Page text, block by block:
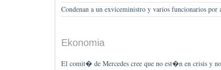
Condenan a un exviceministro y varios funcionarios
Ekonomia
El comit� de Mercedes cree que no est�n en crisis y